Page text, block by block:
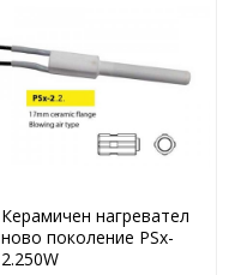
Керамичен нагревател
ново поколение PSx-
2.250W